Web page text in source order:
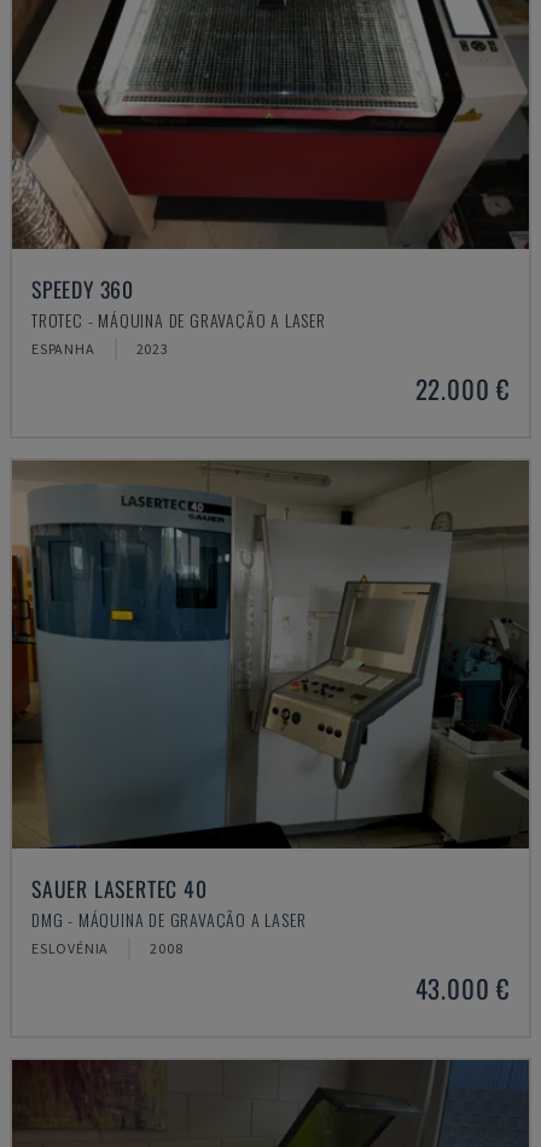
SPEEDY 360
TROTEC - MÁQUINA DE GRAVAÇÃO A LASER
ESPANHA 2023
22.000 €
SAUER LASERTEC 40
DMG - MÁQUINA DE GRAVAÇÃO A LASER
ESLOVÉNIA 2008
43.000 €